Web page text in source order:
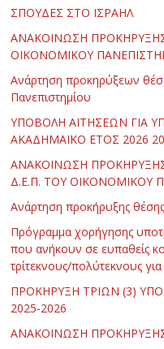
ΣΠΟΥΔΕΣ ΣΤΟ ΙΣΡΑΗΛ
ΑΝΑΚΟΙΝΩΣΗ
ΟΙΚΟΝΟΜΙΚΟΥ
Ανάρτηση προκηρύξεων
Πανεπιστημίου
ΥΠΟΒΟΛΗ ΑΙΤΗΣΕΩΝ ΓΙΑ
ΑΚΑΔΗΜΑΪΚΟ ΕΤΟΣ 2026
ΑΝΑΚΟΙΝΩΣΗ
Δ.Ε.Π. ΤΟΥ ΟΙΚΟΝΟΜΙΚΟΥ
Ανάρτηση προκήρυξης
Πρόγραμμα χορήγησης
που ανήκουν σε ευπαθείς
τρίτεκνους/πολύτεκνους
ΠΡΟΚΗΡΥΞΗ ΤΡΙΩΝ (3)
2025-2026
ΑΝΑΚΟΙΝΩΣΗ